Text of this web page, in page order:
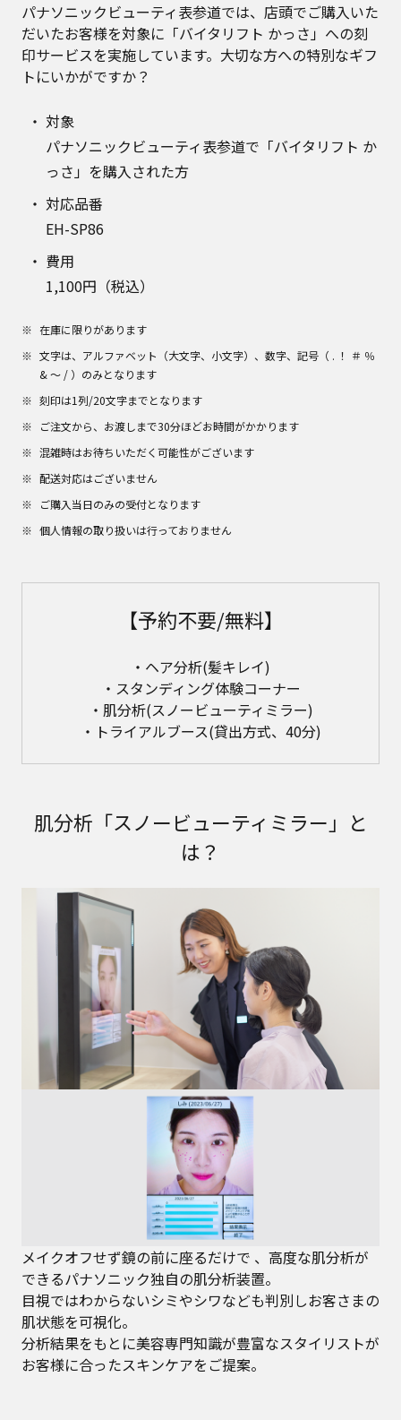
パナソニックビューティ表参道では、店頭でご購入いた
だいたお客様を対象に「バイタリフト かっさ」への刻
印サービスを実施しています。大切な方への特別なギフ
トにいかがですか？
対象
パナソニックビューティ表参道で「バイタリフト か
っさ」を購入された方
対応品番
EH-SP86
費用
1,100円（税込）
在庫に限りがあります
文字は、アルファベット（大文字、小文字）、数字、記号（ . ！ ＃ ％
& ～ / ）のみとなります
刻印は1列/20文字までとなります
ご注文から、お渡しまで30分ほどお時間がかかります
混雑時はお待ちいただく可能性がございます
配送対応はございません
ご購入当日のみの受付となります
個人情報の取り扱いは行っておりません
【予約不要/無料】
・ヘア分析(髪キレイ)
・スタンディング体験コーナー
・肌分析(スノービューティミラー)
・トライアルブース(貸出方式、40分)
肌分析「スノービューティミラー」と
は？
メイクオフせず鏡の前に座るだけで 、高度な肌分析が
できるパナソニック独自の肌分析装置。
目視ではわからないシミやシワなども判別しお客さまの
肌状態を可視化。
分析結果をもとに美容専門知識が豊富なスタイリストが
お客様に合ったスキンケアをご提案。